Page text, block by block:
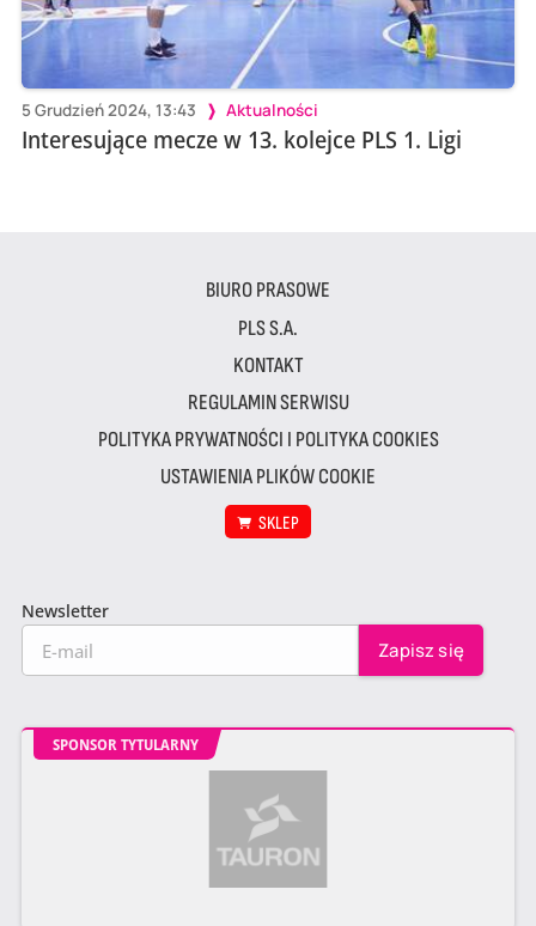
5 Grudzień 2024, 13:43 Aktualności
Interesujące mecze w 13. kolejce PLS 1. Ligi
BIURO PRASOWE
PLS S.A.
KONTAKT
REGULAMIN SERWISU
POLITYKA PRYWATNOŚCI I POLITYKA COOKIES
USTAWIENIA PLIKÓW COOKIE
SKLEP
Newsletter
SPONSOR TYTULARNY